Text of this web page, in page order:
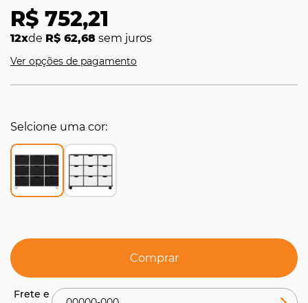
R$ 752,21
12xde R$ 62,68 sem juros
Ver opções de pagamento
Selcione uma cor
Comprar